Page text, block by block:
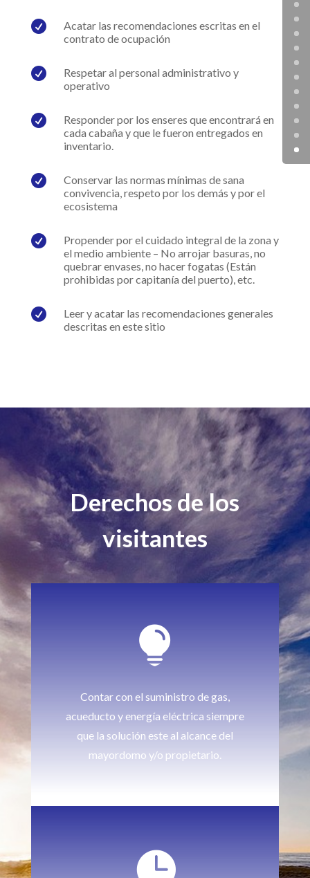

Acatar las recomendaciones escritas en el
contrato de ocupación

Respetar al personal administrativo y
operativo

Responder por los enseres que encontrará en
cada cabaña y que le fueron entregados en
inventario.

Conservar las normas mínimas de sana
convivencia, respeto por los demás y por el
ecosistema

Propender por el cuidado integral de la zona y
el medio ambiente – No arrojar basuras, no
quebrar envases, no hacer fogatas (Están
prohibidas por capitanía del puerto), etc.

Leer y acatar las recomendaciones generales
descritas en este sitio
Derechos de los
visitantes

Contar con el suministro de gas,
acueducto y energía eléctrica siempre
que la solución este al alcance del
mayordomo y/o propietario.
